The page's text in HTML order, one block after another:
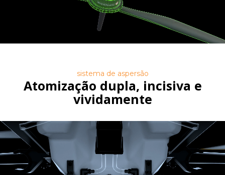
sistema de aspersão
Atomização dupla, incisiva e
vividamente